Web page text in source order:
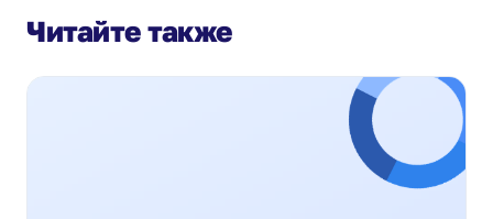
Читайте также